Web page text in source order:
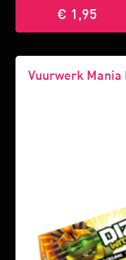
€ 1,95
Vuurwerk Mania